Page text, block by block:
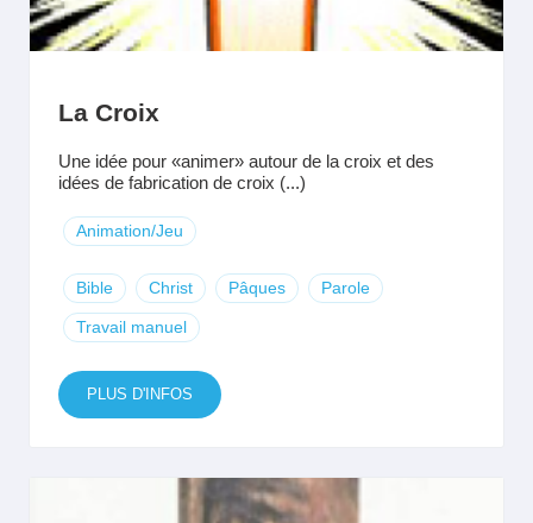
La Croix
Une idée pour «animer» autour de la croix et des
idées de fabrication de croix (...)
Animation/Jeu
Bible Christ Pâques Parole
Travail manuel
PLUS D'INFOS